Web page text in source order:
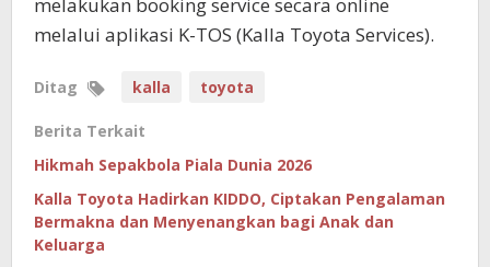
melalui aplikasi K-TOS (Kalla Toyota Services).
Ditag kalla toyota
Berita Terkait
Hikmah Sepakbola Piala Dunia 2026
Kalla Toyota Hadirkan KIDDO, Ciptakan Pengalaman
Bermakna dan Menyenangkan bagi Anak dan
Keluarga